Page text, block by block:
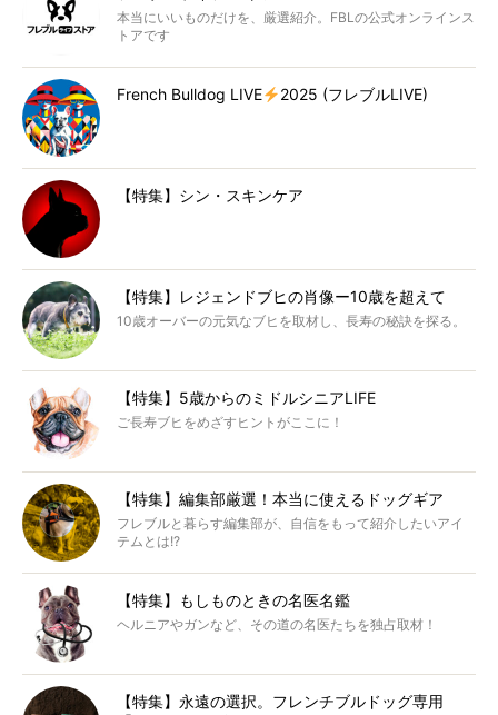
本当にいいものだけを、厳選紹介。FBLの公式オンラインス
トアです
French Bulldog LIVE 2025 (フレブルLIVE)
【特集】シン・スキンケア
【特集】レジェンドブヒの肖像ー10歳を超えて
10歳オーバーの元気なブヒを取材し、長寿の秘訣を探る。
【特集】5歳からのミドルシニアLIFE
ご長寿ブヒをめざすヒントがここに！
【特集】編集部厳選！本当に使えるドッグギア
フレブルと暮らす編集部が、自信をもって紹介したいアイ
テムとは!?
【特集】もしものときの名医名鑑
ヘルニアやガンなど、その道の名医たちを独占取材！
【特集】永遠の選択。フレンチブルドッグ専用